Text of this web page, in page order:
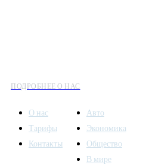
ПОДРОБНЕЕ О НАС
О нас
Тарифы
Контакты
Авто
Экономика
Общество
В мире